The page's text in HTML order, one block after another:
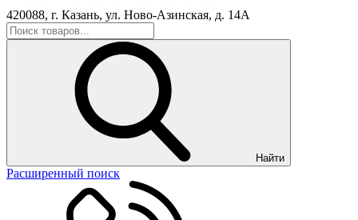
420088, г. Казань, ул. Ново-Азинская, д. 14А
Найти
Расширенный поиск